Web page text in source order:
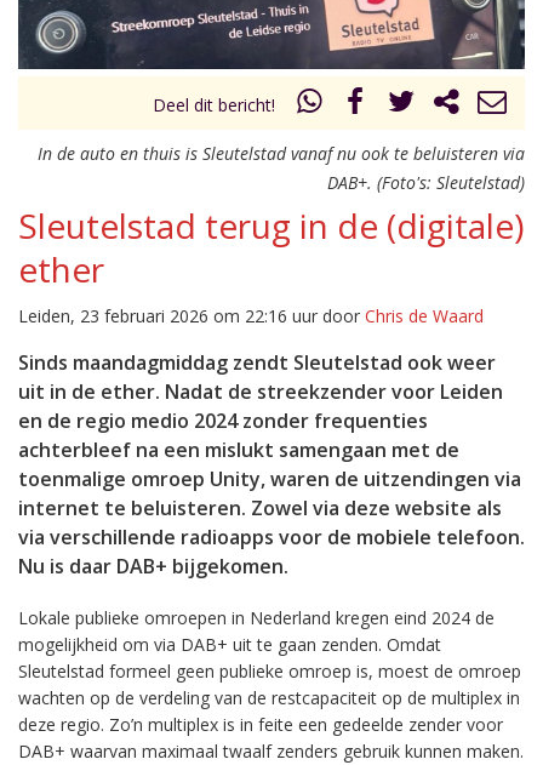
Deel dit bericht!
In de auto en thuis is Sleutelstad vanaf nu ook te beluisteren via
DAB+. (Foto's: Sleutelstad)
Sleutelstad terug in de (digitale)
ether
Leiden, 23 februari 2026 om 22:16 uur door Chris de Waard
Sinds maandagmiddag zendt Sleutelstad ook weer
uit in de ether. Nadat de streekzender voor Leiden
en de regio medio 2024 zonder frequenties
achterbleef na een mislukt samengaan met de
toenmalige omroep Unity, waren de uitzendingen via
internet te beluisteren. Zowel via deze website als
via verschillende radioapps voor de mobiele telefoon.
Nu is daar DAB+ bijgekomen.
Lokale publieke omroepen in Nederland kregen eind 2024 de
mogelijkheid om via DAB+ uit te gaan zenden. Omdat
Sleutelstad formeel geen publieke omroep is, moest de omroep
wachten op de verdeling van de restcapaciteit op de multiplex in
deze regio. Zo’n multiplex is in feite een gedeelde zender voor
DAB+ waarvan maximaal twaalf zenders gebruik kunnen maken.